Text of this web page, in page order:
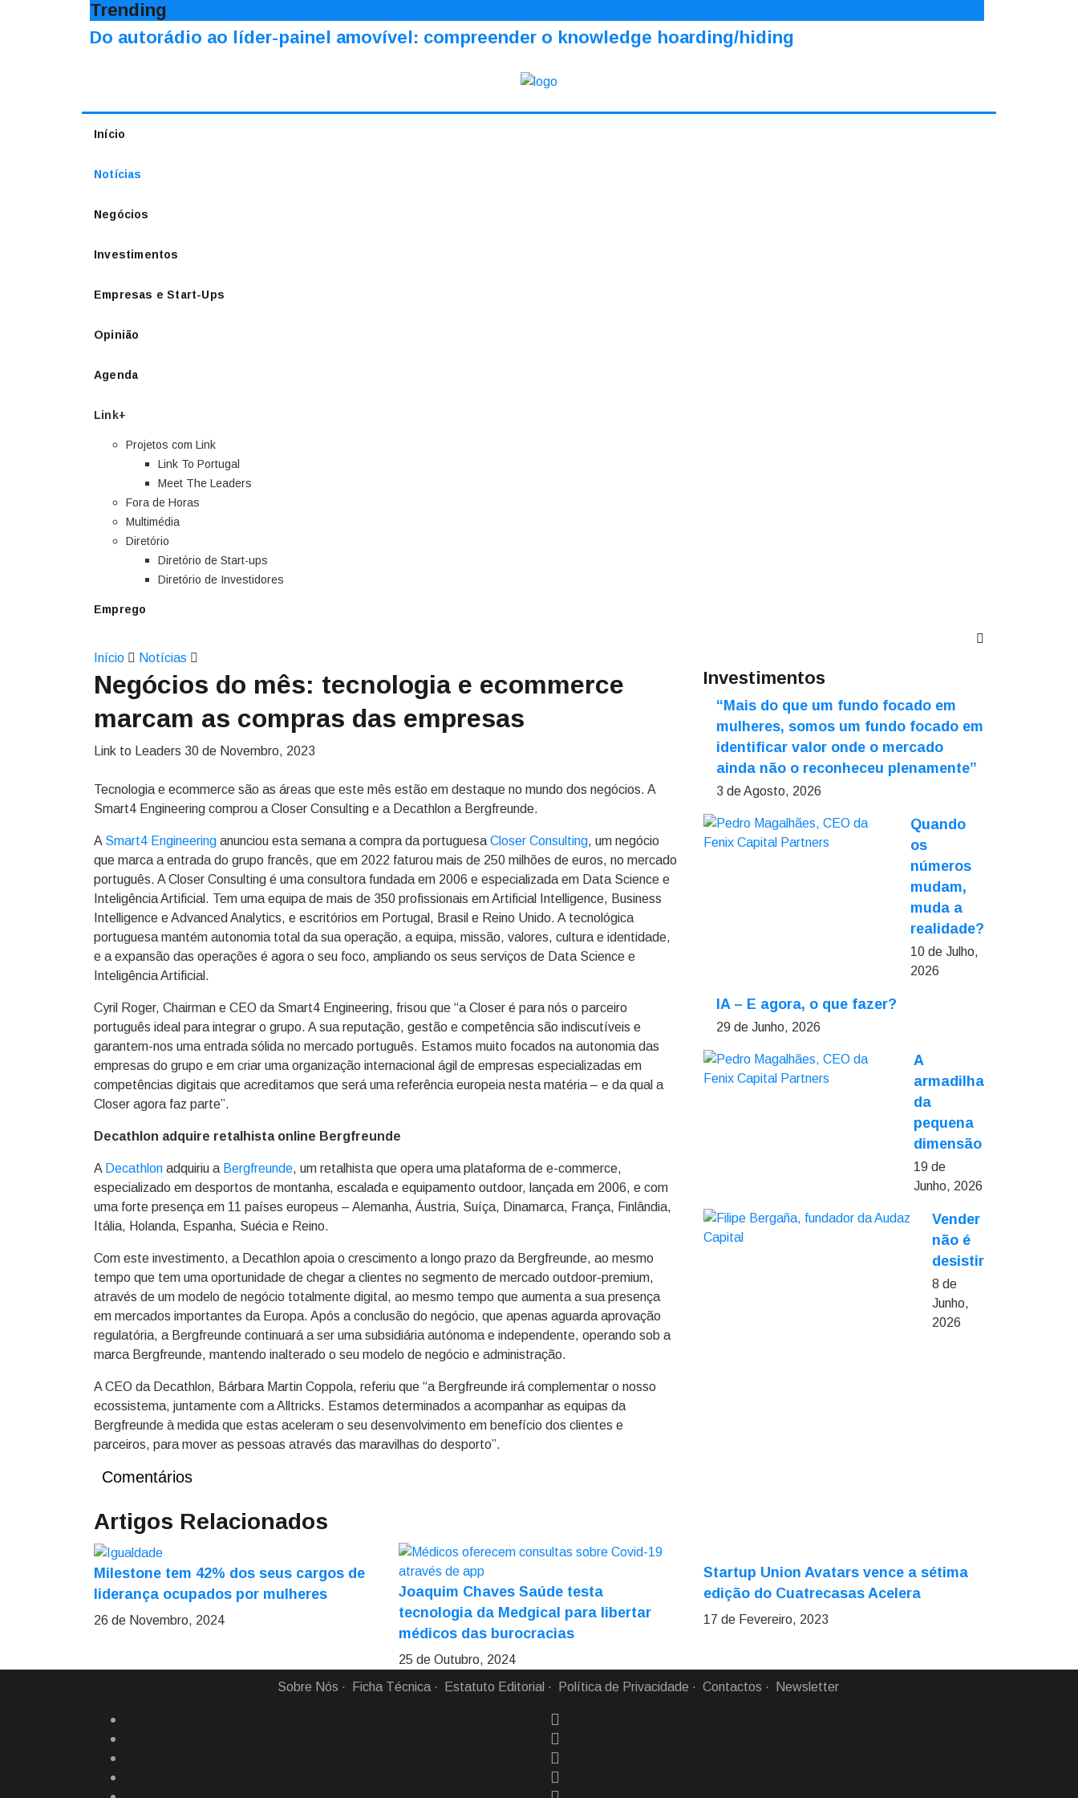
Trending
Do autorádio ao líder-painel amovível: compreender o knowledge hoarding/hiding
Início
Notícias
Negócios
Investimentos
Empresas e Start-Ups
Opinião
Agenda
Link+
Projetos com Link
Link To Portugal
Meet The Leaders
Fora de Horas
Multimédia
Diretório
Diretório de Start-ups
Diretório de Investidores
Emprego
Início Notícias
Negócios do mês: tecnologia e ecommerce
marcam as compras das empresas
Link to Leaders 30 de Novembro, 2023
Tecnologia e ecommerce são as áreas que este mês estão em destaque no mundo dos negócios. A
Smart4 Engineering comprou a Closer Consulting e a Decathlon a Bergfreunde.
A Smart4 Engineering anunciou esta semana a compra da portuguesa Closer Consulting, um negócio
que marca a entrada do grupo francês, que em 2022 faturou mais de 250 milhões de euros, no mercado
português. A Closer Consulting é uma consultora fundada em 2006 e especializada em Data Science e
Inteligência Artificial. Tem uma equipa de mais de 350 profissionais em Artificial Intelligence, Business
Intelligence e Advanced Analytics, e escritórios em Portugal, Brasil e Reino Unido. A tecnológica
portuguesa mantém autonomia total da sua operação, a equipa, missão, valores, cultura e identidade,
e a expansão das operações é agora o seu foco, ampliando os seus serviços de Data Science e
Inteligência Artificial.
Cyril Roger, Chairman e CEO da Smart4 Engineering, frisou que “a Closer é para nós o parceiro
português ideal para integrar o grupo. A sua reputação, gestão e competência são indiscutíveis e
garantem-nos uma entrada sólida no mercado português. Estamos muito focados na autonomia das
empresas do grupo e em criar uma organização internacional ágil de empresas especializadas em
competências digitais que acreditamos que será uma referência europeia nesta matéria – e da qual a
Closer agora faz parte”.
Decathlon adquire retalhista online Bergfreunde
A Decathlon adquiriu a Bergfreunde, um retalhista que opera uma plataforma de e-commerce,
especializado em desportos de montanha, escalada e equipamento outdoor, lançada em 2006, e com
uma forte presença em 11 países europeus – Alemanha, Áustria, Suíça, Dinamarca, França, Finlândia,
Itália, Holanda, Espanha, Suécia e Reino.
Com este investimento, a Decathlon apoia o crescimento a longo prazo da Bergfreunde, ao mesmo
tempo que tem uma oportunidade de chegar a clientes no segmento de mercado outdoor-premium,
através de um modelo de negócio totalmente digital, ao mesmo tempo que aumenta a sua presença
em mercados importantes da Europa. Após a conclusão do negócio, que apenas aguarda aprovação
regulatória, a Bergfreunde continuará a ser uma subsidiária autónoma e independente, operando sob a
marca Bergfreunde, mantendo inalterado o seu modelo de negócio e administração.
A CEO da Decathlon, Bárbara Martin Coppola, referiu que “a Bergfreunde irá complementar o nosso
ecossistema, juntamente com a Alltricks. Estamos determinados a acompanhar as equipas da
Bergfreunde à medida que estas aceleram o seu desenvolvimento em benefício dos clientes e
parceiros, para mover as pessoas através das maravilhas do desporto”.
Comentários
Investimentos
“Mais do que um fundo focado em
mulheres, somos um fundo focado em
identificar valor onde o mercado
ainda não o reconheceu plenamente”
3 de Agosto, 2026
Quando
os
números
mudam,
muda a
realidade?
10 de Julho,
2026
IA – E agora, o que fazer?
29 de Junho, 2026
A
armadilha
da
pequena
dimensão
19 de
Junho, 2026
Vender
não é
desistir
8 de
Junho,
2026
Artigos Relacionados
Milestone tem 42% dos seus cargos de
liderança ocupados por mulheres
26 de Novembro, 2024
Joaquim Chaves Saúde testa
tecnologia da Medgical para libertar
médicos das burocracias
25 de Outubro, 2024
Startup Union Avatars vence a sétima
edição do Cuatrecasas Acelera
17 de Fevereiro, 2023
Sobre Nós Ficha Técnica Estatuto Editorial Política de Privacidade Contactos Newsletter